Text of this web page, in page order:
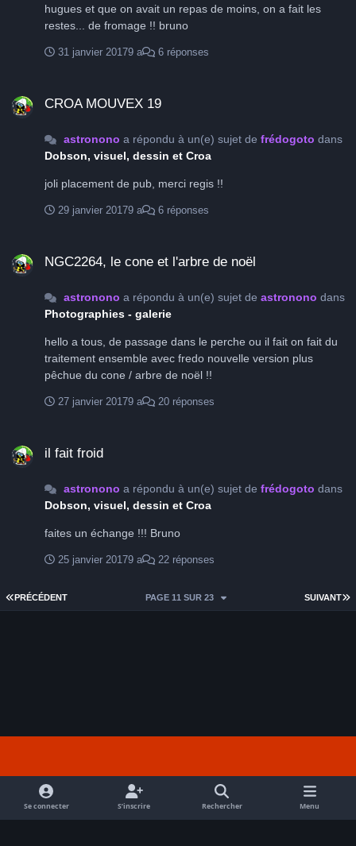
hugues et que on avait un repas de moins, on a fait les
restes... de fromage !! bruno
31 janvier 20179 a 6 réponses
CROA MOUVEX 19
astronono a répondu à un(e) sujet de frédogoto dans
Dobson, visuel, dessin et Croa
joli placement de pub, merci regis !!
29 janvier 20179 a 6 réponses
NGC2264, le cone et l'arbre de noël
astronono a répondu à un(e) sujet de astronono dans
Photographies - galerie
hello a tous, de passage dans le perche ou il fait on fait du
traitement ensemble avec fredo nouvelle version plus
pêchue du cone / arbre de noël !!
27 janvier 20179 a 20 réponses
il fait froid
astronono a répondu à un(e) sujet de frédogoto dans
Dobson, visuel, dessin et Croa
faites un échange !!! Bruno
25 janvier 20179 a 22 réponses
PREMIÈRE PAGE
PRÉCÉDENT SUIVANT
PAGE 11 SUR 23
f
a
c
Se connecter S’inscrire Rechercher Menu